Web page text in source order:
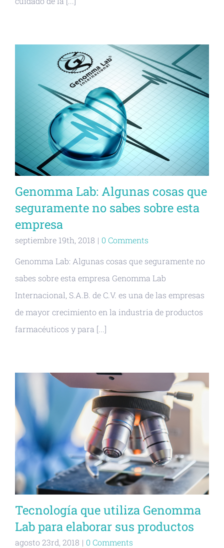
Genomma Lab: Algunas cosas que
seguramente no sabes sobre esta
empresa
septiembre 19th, 2018 | 0 Comments
Genomma Lab: Algunas cosas que seguramente no
sabes sobre esta empresa Genomma Lab
Internacional, S.A.B. de C.V. es una de las empresas
de mayor crecimiento en la industria de productos
farmacéuticos y para [...]
Tecnología que utiliza Genomma
Lab para elaborar sus productos
agosto 23rd, 2018 | 0 Comments